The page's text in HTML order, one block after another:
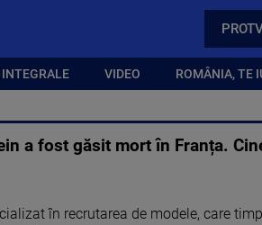
VIDEO ROMÂNIA, TE
a fost găsit mort în Franța.
în recrutarea de modele, care